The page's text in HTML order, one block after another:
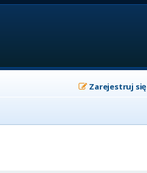
Zarejestruj się